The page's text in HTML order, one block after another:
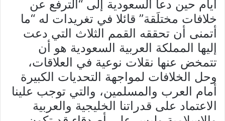
ايام حين دعا السعودية إلى “الترفع عن
خلافات مختلَقة” قائلا في تغريدات له “ما
أتمنى أن تحققه القمم الثلاث التي دعت
إليها المملكة العربية السعودية هو أن
تتمخض عنها نقلات نوعية في العلاقات،
وحل الخلافات لمواجهة التحديات الكبيرة
أمام العرب والمسلمين، والتي توجب علينا
الاعتماد على قدراتنا الخليجية والعربية